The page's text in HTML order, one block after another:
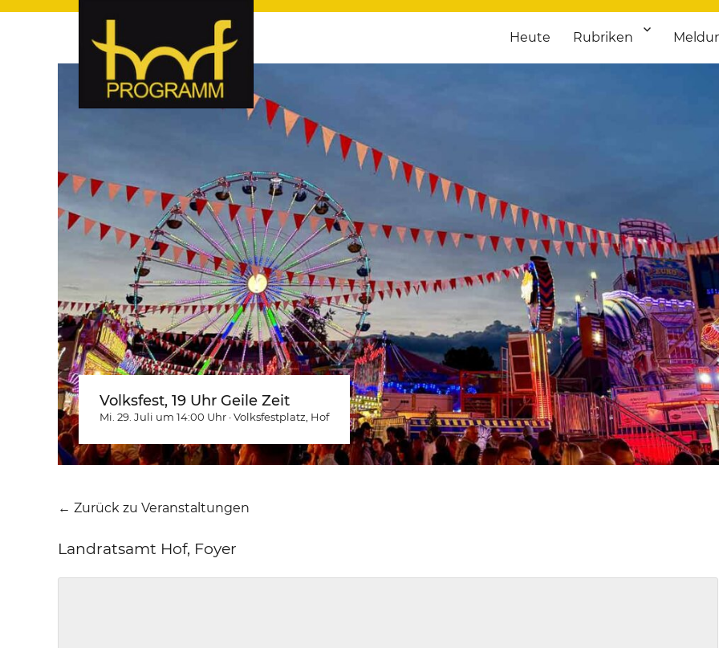
hof-programm – das Veranstaltungsportal für
hof-programm – das Veranstaltungsportal für Hof und Hochfranken. Täglich aktuelle Termine von Kultur bis Sport, von
Heute Rubriken
Volksfest, 19 Uhr Geile Zeit
Mi. 29. Juli um 14:00 Uhr ·Volksfestplatz , Hof
← Zurück zu Veranstaltungen
Landratsamt Hof, Foyer